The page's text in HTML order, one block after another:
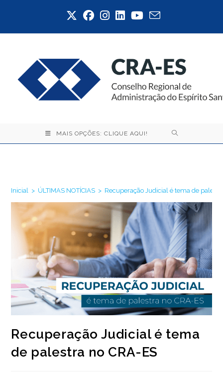
MAIS OPÇÕES: CLIQUE AQUI!
Inicial > ÚLTIMAS NOTÍCIAS > Recuperação Judicial é tema de
Recuperação Judicial é tema
de palestra no CRA-ES